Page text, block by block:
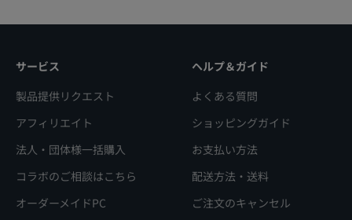
サービス
製品提供リクエスト
アフィリエイト
法人・団体様一括購入
コラボのご相談はこちら
オーダーメイドPC
ヘルプ＆ガイド
よくある質問
ショッピングガイド
お支払い方法
配送方法・送料
ご注文のキャンセル